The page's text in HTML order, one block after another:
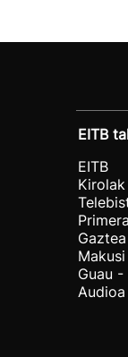
EITB
EITB
Kirolak
Gaztea
Makusi
Guau -
Audioa